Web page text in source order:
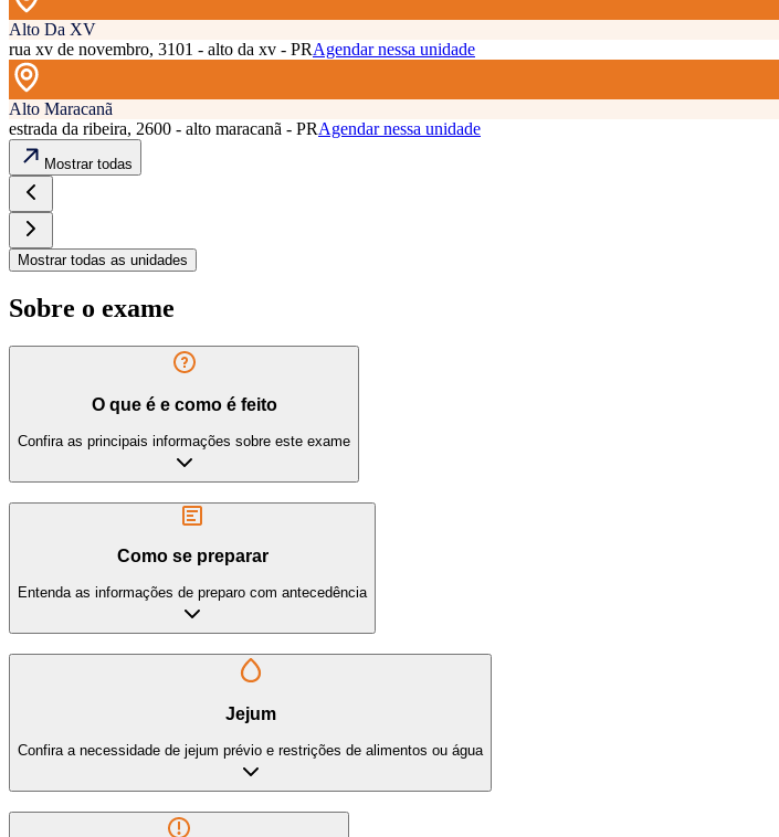
Alto Da XV
rua xv de novembro, 3101 - alto da xv - PRAgendar nessa unidade
Alto Maracanã
estrada da ribeira, 2600 - alto maracanã - PRAgendar nessa unidade
Mostrar todas
Mostrar todas as unidades
Sobre o exame
O que é e como é feito
Confira as principais informações sobre este exame
Como se preparar
Entenda as informações de preparo com antecedência
Jejum
Confira a necessidade de jejum prévio e restrições de alimentos ou água